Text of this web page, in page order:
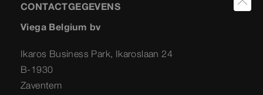
CONTACTGEGEVENS
Viega Belgium bv
Ikaros Business Park, Ikaroslaan 24
B-1930
Zaventem